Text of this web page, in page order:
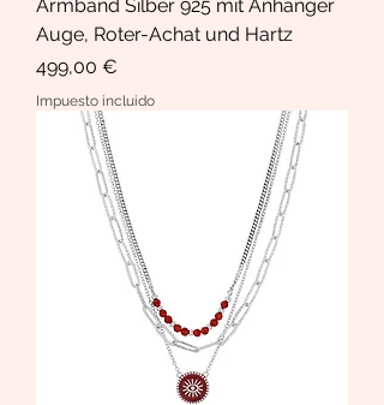
Armband Silber 925 mit Anhänger
Auge, Roter-Achat und Hartz
Precio
499,00 €
Impuesto incluido